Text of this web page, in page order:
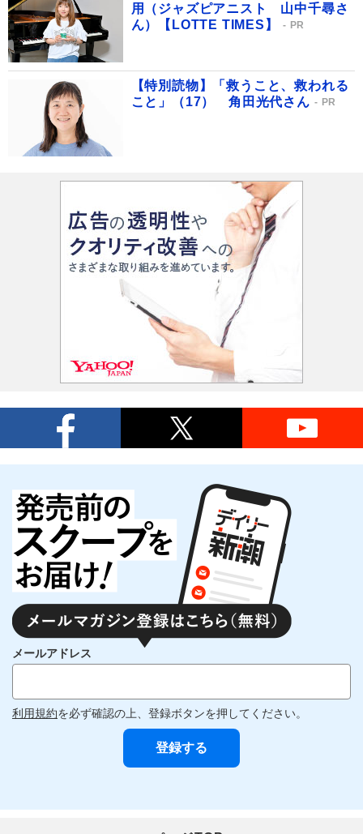
用（ジャズピアニスト 山中千尋さ
ん）【LOTTE TIMES】
PR
【特別読物】「救うこと、救われる
こと」（17） 角田光代さん
PR
メールアドレス
利用規約を必ず確認の上、登録ボタンを押してください。